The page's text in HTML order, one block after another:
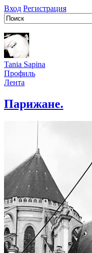
Вход Регистрация
Tania Sapina
Профиль
Лента
Парижане.